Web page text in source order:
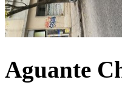
Aguante